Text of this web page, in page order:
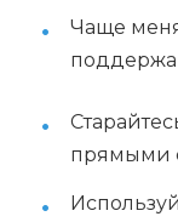
Чаще
прямыми